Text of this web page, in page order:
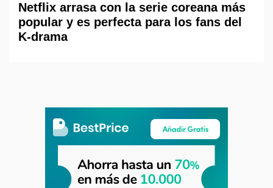
Netflix arrasa con la serie coreana más
popular y es perfecta para los fans del
K-drama